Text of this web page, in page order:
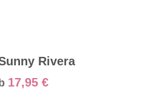
Rivera
17,95 €